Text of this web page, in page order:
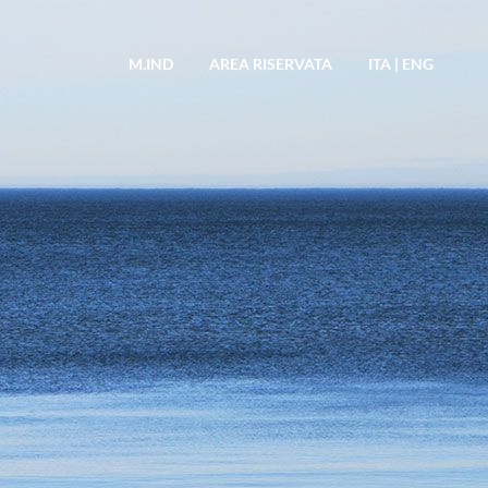
M.IND AREA RISERVATA ITA | ENG